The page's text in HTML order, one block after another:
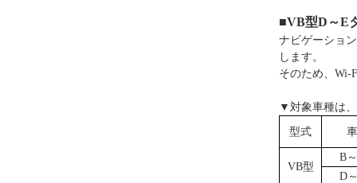
■VB型D～E
ナビゲーショ
します。
そのため、Wi-
▼対象車種は
型式
VB型
B
D